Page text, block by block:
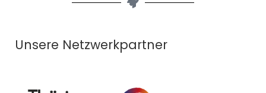
Unsere Netzwerkpartner